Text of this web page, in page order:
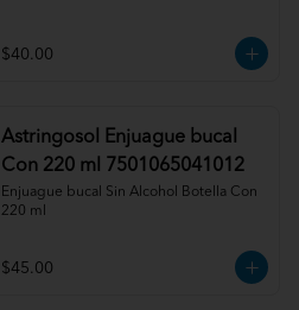
$40.00
Astringosol Enjuague bucal
Con 220 ml 7501065041012
Enjuague bucal Sin Alcohol Botella Con
220 ml
$45.00